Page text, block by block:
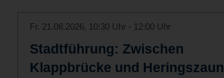
Fr. 21.08.2026, 10:30 Uhr - 12:00 Uhr
Stadtführung: Zwischen
Klappbrücke und Heringszaun